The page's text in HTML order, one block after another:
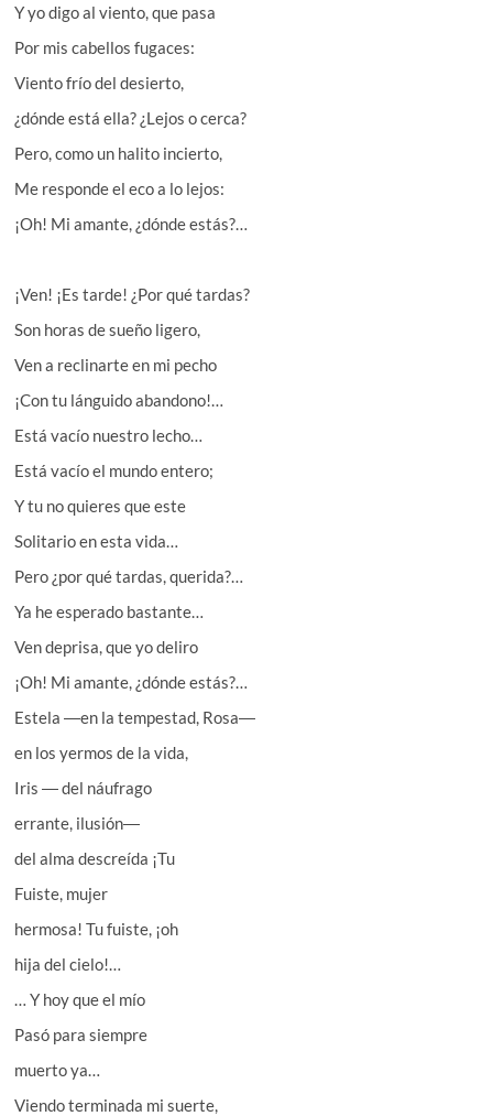
Y yo digo al viento, que pasa
Por mis cabellos fugaces:
Viento frío del desierto,
¿dónde está ella? ¿Lejos o cerca?
Pero, como un halito incierto,
Me responde el eco a lo lejos:
¡Oh! Mi amante, ¿dónde estás?…
¡Ven! ¡Es tarde! ¿Por qué tardas?
Son horas de sueño ligero,
Ven a reclinarte en mi pecho
¡Con tu lánguido abandono!…
Está vacío nuestro lecho…
Está vacío el mundo entero;
Y tu no quieres que este
Solitario en esta vida…
Pero ¿por qué tardas, querida?…
Ya he esperado bastante…
Ven deprisa, que yo deliro
¡Oh! Mi amante, ¿dónde estás?…
Estela ―en la tempestad, Rosa―
en los yermos de la vida,
Iris ― del náufrago
errante, ilusión―
del alma descreída ¡Tu
Fuiste, mujer
hermosa! Tu fuiste, ¡oh
hija del cielo!…
… Y hoy que el mío
Pasó para siempre
muerto ya…
Viendo terminada mi suerte,